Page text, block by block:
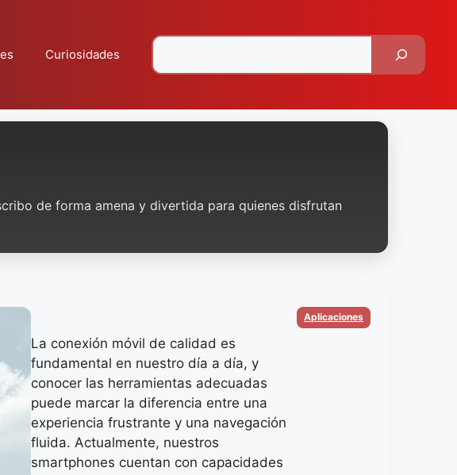
Curiosidades
de forma amena y divertida para quienes disfrutan
La conexión móvil de calidad es
fundamental en nuestro día a día, y
conocer las herramientas adecuadas
puede marcar la diferencia entre una
experiencia frustrante y una navegación
fluida. Actualmente, nuestros
smartphones cuentan con capacidades
Categorias
Aplicaciones